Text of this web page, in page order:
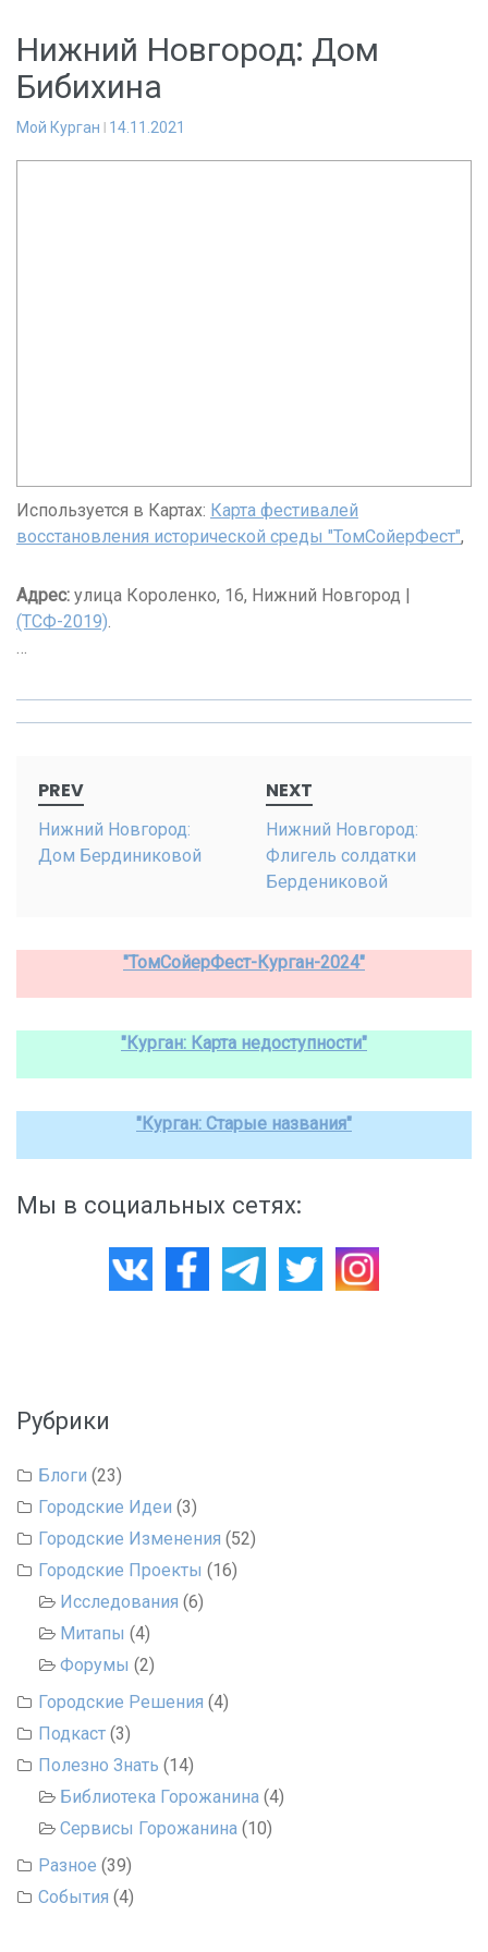
Нижний Новгород: Дом
Бибихина
Мой Курган 14.11.2021
Используется в Картах: Карта фестивалей
восстановления исторической среды "ТомСойерФест",
Адрес: улица Короленко, 16, Нижний Новгород |
(ТСФ-2019).
…
navigation
PREV
Нижний Новгород:
Дом Бердиниковой
NEXT
Нижний Новгород:
Флигель солдатки
Бердениковой
"ТомСойерФест-Курган-2024"
"Курган: Карта недоступности"
"Курган: Старые названия"
Мы в социальных сетях:
Рубрики
Блоги (23)
Городские Идеи (3)
Городские Изменения (52)
Городские Проекты (16)
Исследования (6)
Митапы (4)
Форумы (2)
Городские Решения (4)
Подкаст (3)
Полезно Знать (14)
Библиотека Горожанина (4)
Сервисы Горожанина (10)
Разное (39)
События (4)